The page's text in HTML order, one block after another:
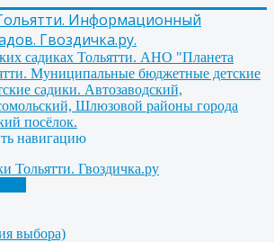
Информационный
Гвоздичка.ру.
садиках Тольятти. АНО "Планета
Муниципальные бюджетные детские
садики. Автозаводский,
Шлюзовой районы города
посёлок.
навигацию
Тольятти. Гвоздичка.ру
выбора)